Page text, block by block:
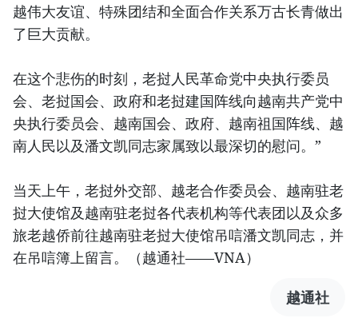
越伟大友谊、特殊团结和全面合作关系万古长青做出
了巨大贡献。
在这个悲伤的时刻，老挝人民革命党中央执行委员
会、老挝国会、政府和老挝建国阵线向越南共产党中
央执行委员会、越南国会、政府、越南祖国阵线、越
南人民以及潘文凯同志家属致以最深切的慰问。”
当天上午，老挝外交部、越老合作委员会、越南驻老
挝大使馆及越南驻老挝各代表机构等代表团以及众多
旅老越侨前往越南驻老挝大使馆吊唁潘文凯同志，并
在吊唁簿上留言。（越通社——VNA）
越通社